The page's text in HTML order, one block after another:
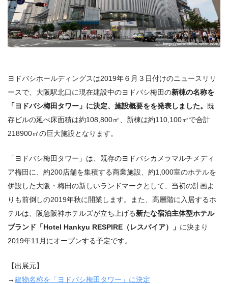
ヨドバシホールディングスは2019年６月３日付けのニュースリリ
ースで、大阪駅北口に現在建設中のヨドバシ梅田の新棟の名称を
「ヨドバシ梅田タワー」に決定、施設概要をを発表しました。
既
存ビルの延べ床面積は約108,800㎡、新棟は約110,100㎡で合計
218900㎡の巨大施設となります。
「ヨドバシ梅田タワー」は、既存のヨドバシカメラマルチメディ
ア梅田に、約200店舗を集積する商業施設、約1,000室のホテルを
併設した大阪・梅田の新しいランドマークとして、当初の計画よ
りも前倒しの2019年秋に開業します。また、高層階に入居するホ
テルは、阪急阪神ホテルズが立ち上げる新たな宿泊主体型ホテル
ブランド「Hotel Hankyu RESPIRE（レスパイア）」 に決まり
2019年11月にオープンする予定です。
【出展元】
→建物名称を「ヨドバシ梅田タワー」に決定